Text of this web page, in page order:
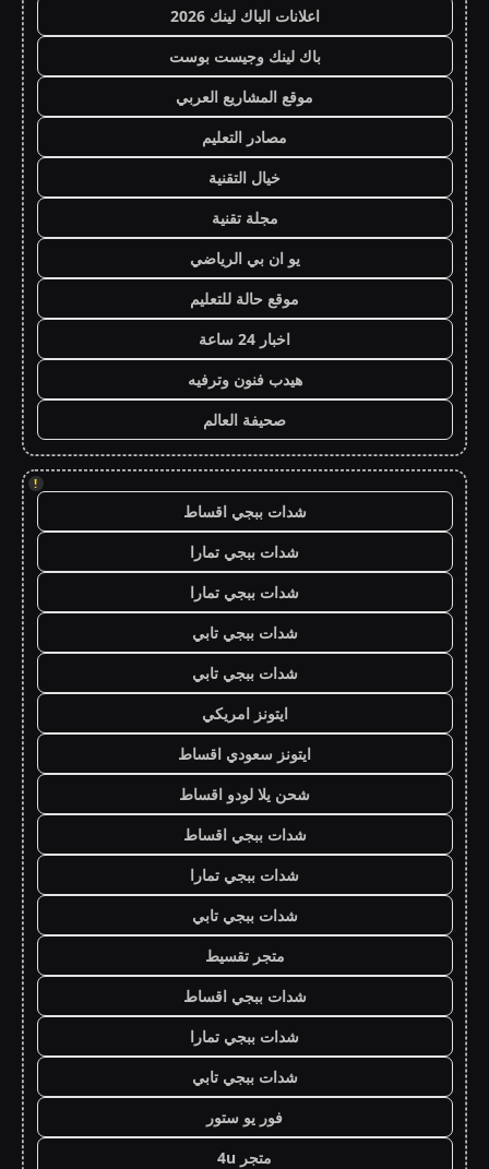
اعلانات الباك لينك 2026
باك لينك وجيست بوست
موقع المشاريع العربي
مصادر التعليم
خيال التقنية
مجلة تقنية
يو ان بي الرياضي
موقع حالة للتعليم
اخبار 24 ساعة
هيدب فنون وترفيه
صحيفة العالم
!
شدات ببجي اقساط
شدات ببجي تمارا
شدات ببجي تمارا
شدات ببجي تابي
شدات ببجي تابي
ايتونز امريكي
ايتونز سعودي اقساط
شحن يلا لودو اقساط
شدات ببجي اقساط
شدات ببجي تمارا
شدات ببجي تابي
متجر تقسيط
شدات ببجي اقساط
شدات ببجي تمارا
شدات ببجي تابي
فور يو ستور
متجر 4u